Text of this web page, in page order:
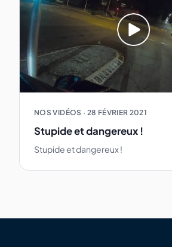
NOS VIDÉOS · 28 FÉVRIER 2021
Stupide et dangereux !
Stupide et dangereux !